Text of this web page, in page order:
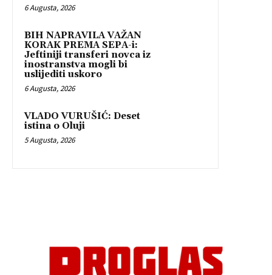
6 Augusta, 2026
BIH NAPRAVILA VAŽAN
KORAK PREMA SEPA-i:
Jeftiniji transferi novca iz
inostranstva mogli bi
uslijediti uskoro
6 Augusta, 2026
VLADO VURUŠIĆ: Deset
istina o Oluji
5 Augusta, 2026